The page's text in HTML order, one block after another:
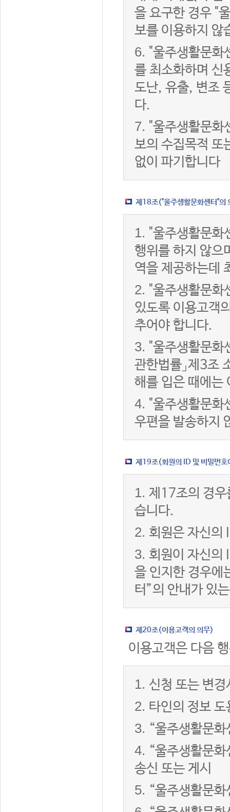
을 요구한 경우 "
보를 이용하지 않
6. "울주생활문화
를 최소화하며 신
도난, 유출, 변조
다.
7. "울주생활문화
보의 수집목적 또
없이 파기합니다
제18조("울주생활문화센터"의
1. "울주생활문화
행위를 하지 않으
역을 제공하는데
2. "울주생활문화
있도록 이용고객
추어야 합니다.
3. "울주생활문화
관한법률」제3조
해를 입은 때에는
4. "울주생활문화
우편을 발송하지
제19조(회원의 ID 및 비밀번호
1. 제17조의 경우
습니다.
2. 회원은 자신의
3. 회원이 자신의
을 인지한 경우에
터”의 안내가 있
제20조(이용고객의 의무)
이용고객은 다음
1. 신청 또는 변
2. 타인의 정보 도
3. “울주생활문
4. “울주생활문
송신 또는 게시
5. “울주생활문